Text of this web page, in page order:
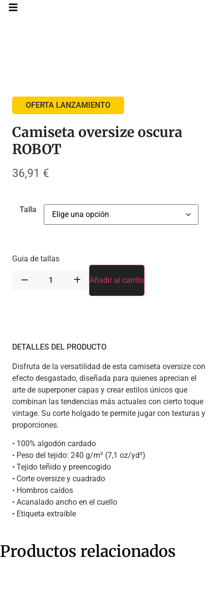
OFERTA LANZAMIENTO
Camiseta oversize oscura
ROBOT
36,91 €
Talla
Guia de tallas
Añadir al carrito
DETALLES DEL PRODUCTO
Disfruta de la versatilidad de esta camiseta oversize con
efecto desgastado, diseñada para quienes aprecian el
arte de superponer capas y crear estilos únicos que
combinan las tendencias más actuales con cierto toque
vintage. Su corte holgado te permite jugar con texturas y
proporciones.
• 100% algodón cardado
• Peso del tejido: 240 g/m² (7,1 oz/yd²)
• Tejido teñido y preencogido
• Corte oversize y cuadrado
• Hombros caídos
• Acanalado ancho en el cuello
• Etiqueta extraíble
Productos relacionados